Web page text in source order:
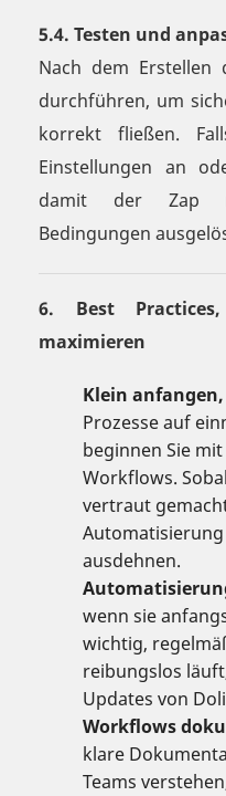
5.4. Testen und
Nach dem Erstellen
durchführen, um
korrekt fließen.
Einstellungen an
damit der Zap
Bedingungen
6. Best
maximieren
Klein
Prozesse auf
beginnen Sie
Workflows.
vertraut
ausdehnen.
wenn sie
wichtig,
reibungslos
Updates von
Workflows
klare
Teams